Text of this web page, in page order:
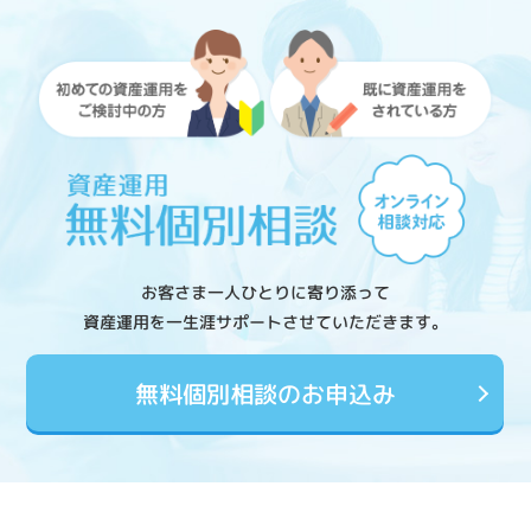
お客さま一人ひとりに寄り添って
資産運用を一生涯サポートさせていただきます。
無料個別相談のお申込み